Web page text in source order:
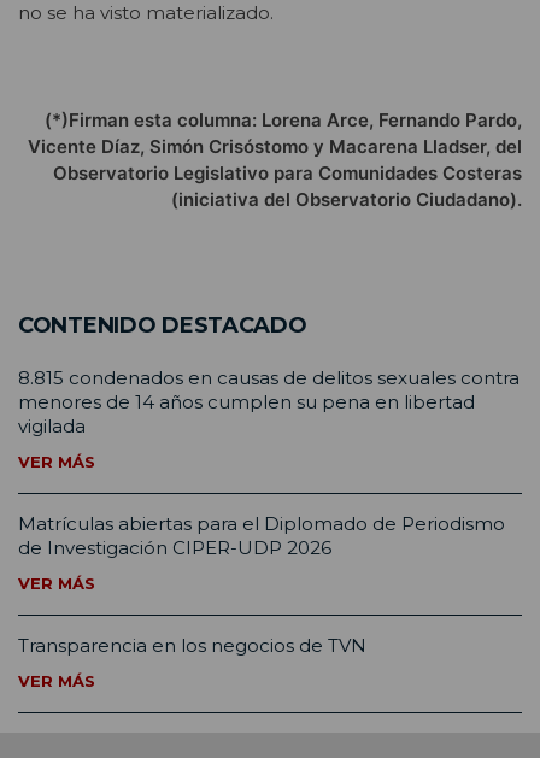
no se ha visto materializado.
(*)Firman esta columna: Lorena Arce, Fernando Pardo,
Vicente Díaz, Simón Crisóstomo y Macarena Lladser, del
Observatorio Legislativo para Comunidades Costeras
(iniciativa del Observatorio Ciudadano).
CONTENIDO DESTACADO
8.815 condenados en causas de delitos sexuales contra
menores de 14 años cumplen su pena en libertad
vigilada
VER MÁS
Matrículas abiertas para el Diplomado de Periodismo
de Investigación CIPER-UDP 2026
VER MÁS
Transparencia en los negocios de TVN
VER MÁS